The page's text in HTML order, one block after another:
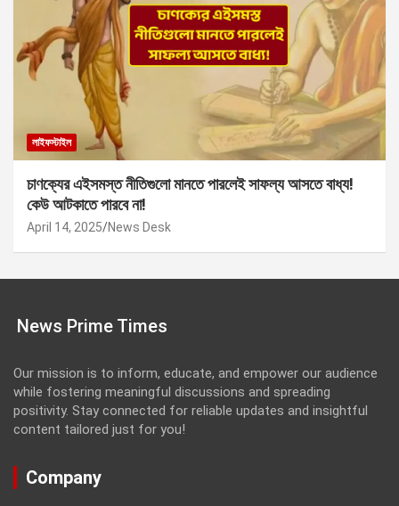
লাইফস্টাইল
চাণক্যের এইসমস্ত নীতিগুলো মানতে পারলেই সাফল্য আসতে বাধ্য!
কেউ আটকাতে পারবে না!
April 14, 2025 News Desk
News Prime Times
Our mission is to inform, educate, and empower our audience
while fostering meaningful discussions and spreading
positivity. Stay connected for reliable updates and insightful
content tailored just for you!
Company